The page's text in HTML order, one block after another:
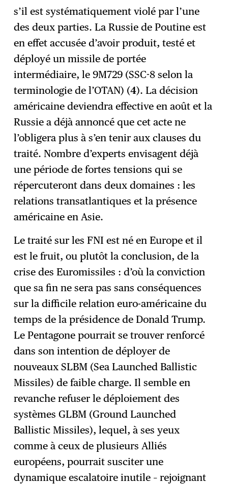
s’il est systématiquement violé par l’une
des deux parties. La Russie de Poutine est
en effet accusée d’avoir produit, testé et
déployé un missile de portée
intermédiaire, le 9M729 (SSC-8 selon la
terminologie de l’OTAN) (4). La décision
américaine deviendra effective en août et la
Russie a déjà annoncé que cet acte ne
l’obligera plus à s’en tenir aux clauses du
traité. Nombre d’experts envisagent déjà
une période de fortes tensions qui se
répercuteront dans deux domaines : les
relations transatlantiques et la présence
américaine en Asie.
Le traité sur les FNI est né en Europe et il
est le fruit, ou plutôt la conclusion, de la
crise des Euromissiles : d’où la conviction
que sa fin ne sera pas sans conséquences
sur la difficile relation euro-américaine du
temps de la présidence de Donald Trump.
Le Pentagone pourrait se trouver renforcé
dans son intention de déployer de
nouveaux SLBM (Sea Launched Ballistic
Missiles) de faible charge. Il semble en
revanche refuser le déploiement des
systèmes GLBM (Ground Launched
Ballistic Missiles), lequel, à ses yeux
comme à ceux de plusieurs Alliés
européens, pourrait susciter une
dynamique escalatoire inutile – rejoignant